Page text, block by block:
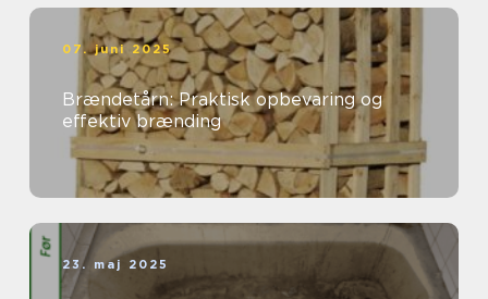
07. juni 2025
Brændetårn: Praktisk opbevaring og
effektiv brænding
23. maj 2025